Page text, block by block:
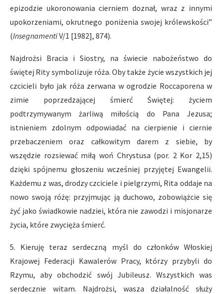
epizodzie ukoronowania cierniem doznał, wraz z innymi
upokorzeniami, okrutnego poniżenia swojej królewskości”
(InsegnamentiV/1 [1982], 874).
Najdrożsi Bracia i Siostry, na świecie nabożeństwo do
świętej Rity symbolizuje róża. Oby także życie wszystkich jej
czcicieli było jak róża zerwana w ogrodzie Roccaporena w
zimie poprzedzającej śmierć Świętej: życiem
podtrzymywanym żarliwą miłością do Pana Jezusa;
istnieniem zdolnym odpowiadać na cierpienie i ciernie
przebaczeniem oraz całkowitym darem z siebie, by
wszędzie rozsiewać miłą woń Chrystusa (por. 2 Kor 2,15)
dzięki spójnemu głoszeniu wcześniej przyjętej Ewangelii.
Każdemu z was, drodzy czciciele i pielgrzymi, Rita oddaje na
nowo swoją różę: przyjmując ją duchowo, zobowiążcie się
żyć jako świadkowie nadziei, która nie zawodzi i misjonarze
życia, które zwycięża śmierć.
5. Kieruję teraz serdeczną myśl do członków Włoskiej
Krajowej Federacji Kawalerów Pracy, którzy przybyli do
Rzymu, aby obchodzić swój Jubileusz. Wszystkich was
serdecznie witam. Najdrożsi, wasza działalność służy